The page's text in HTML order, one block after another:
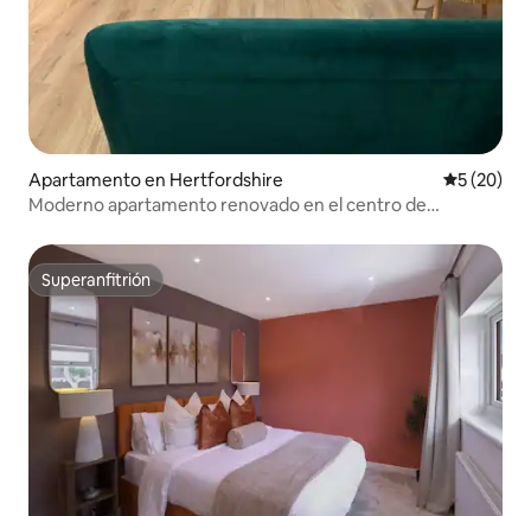
Apartamento en Hertfordshire
5 (20)
Moderno apartamento renovado en el centro de
Superanfitrión
Superanfitrión